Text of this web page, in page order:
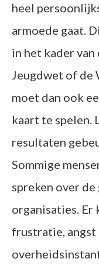
heel
armoede gaat.
in het kader
Jeugdwet of de
moet dan ook
kaart te spelen.
resultaten
Sommige
spreken over
organisaties. Er
frustratie, angst